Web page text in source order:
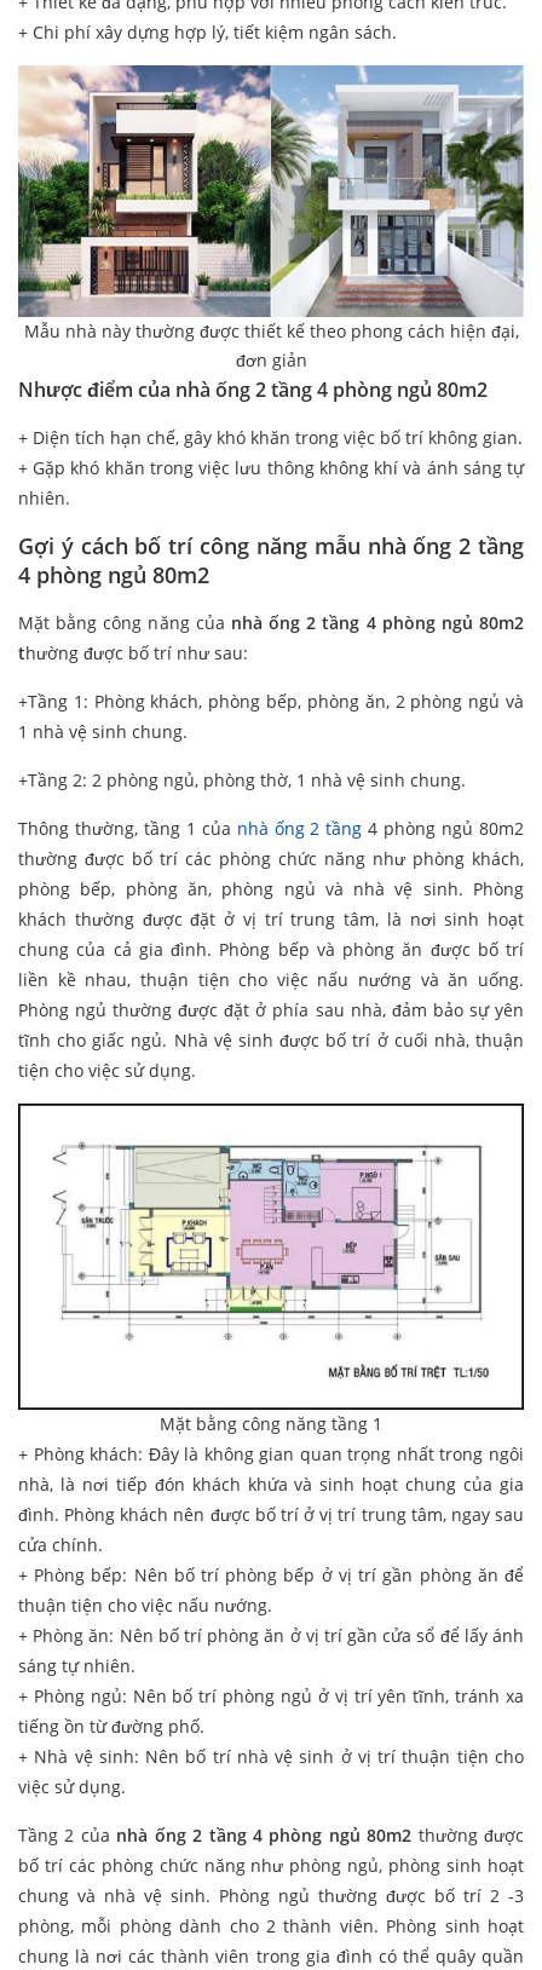
+ Chi phí xây dựng hợp lý, tiết kiệm ngân sách.
Mẫu nhà này thường được thiết kế theo phong cách hiện đại,
đơn giản
Nhược điểm của nhà ống 2 tầng 4 phòng ngủ 80m2
+ Diện tích hạn chế, gây khó khăn trong việc bố trí không gian.
+ Gặp khó khăn trong việc lưu thông không khí và ánh sáng tự
nhiên.
Gợi ý cách bố trí công năng mẫu nhà ống 2 tầng
4 phòng ngủ 80m2
Mặt bằng công năng của nhà ống 2 tầng 4 phòng ngủ 80m2
thường được bố trí như sau:
+Tầng 1: Phòng khách, phòng bếp, phòng ăn, 2 phòng ngủ và
1 nhà vệ sinh chung.
+Tầng 2: 2 phòng ngủ, phòng thờ, 1 nhà vệ sinh chung.
Thông thường, tầng 1 của nhà ống 2 tầng 4 phòng ngủ 80m2
thường được bố trí các phòng chức năng như phòng khách,
phòng bếp, phòng ăn, phòng ngủ và nhà vệ sinh. Phòng
khách thường được đặt ở vị trí trung tâm, là nơi sinh hoạt
chung của cả gia đình. Phòng bếp và phòng ăn được bố trí
liền kề nhau, thuận tiện cho việc nấu nướng và ăn uống.
Phòng ngủ thường được đặt ở phía sau nhà, đảm bảo sự yên
tĩnh cho giấc ngủ. Nhà vệ sinh được bố trí ở cuối nhà, thuận
tiện cho việc sử dụng.
Mặt bằng công năng tầng 1
+ Phòng khách: Đây là không gian quan trọng nhất trong ngôi
nhà, là nơi tiếp đón khách khứa và sinh hoạt chung của gia
đình. Phòng khách nên được bố trí ở vị trí trung tâm, ngay sau
cửa chính.
+ Phòng bếp: Nên bố trí phòng bếp ở vị trí gần phòng ăn để
thuận tiện cho việc nấu nướng.
+ Phòng ăn: Nên bố trí phòng ăn ở vị trí gần cửa sổ để lấy ánh
sáng tự nhiên.
+ Phòng ngủ: Nên bố trí phòng ngủ ở vị trí yên tĩnh, tránh xa
tiếng ồn từ đường phố.
+ Nhà vệ sinh: Nên bố trí nhà vệ sinh ở vị trí thuận tiện cho
việc sử dụng.
Tầng 2 của nhà ống 2 tầng 4 phòng ngủ 80m2 thường được
bố trí các phòng chức năng như phòng ngủ, phòng sinh hoạt
chung và nhà vệ sinh. Phòng ngủ thường được bố trí 2 -3
phòng, mỗi phòng dành cho 2 thành viên. Phòng sinh hoạt
chung là nơi các thành viên trong gia đình có thể quây quần